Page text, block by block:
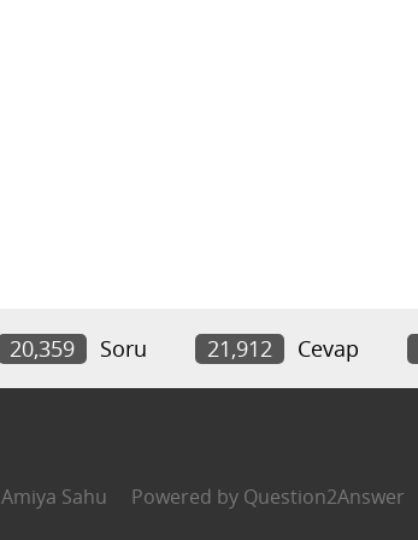
20,359 Soru 21,912 Cevap
Amiya Sahu Powered by Question2Answer